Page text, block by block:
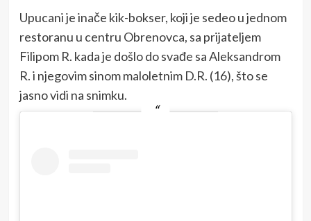
Upucani je inače kik-bokser, koji je sedeo u jednom
restoranu u centru Obrenovca, sa prijateljem
Filipom R. kada je došlo do svađe sa Aleksandrom
R. i njegovim sinom maloletnim D.R. (16), što se
jasno vidi na snimku.